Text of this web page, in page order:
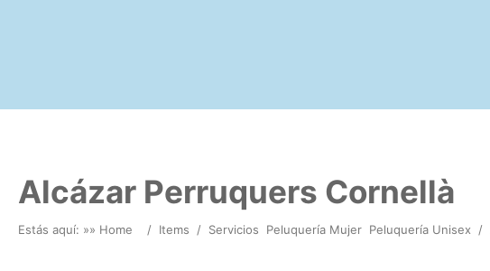
Alcázar Perruquers Cornellà
Estás aquí: »» Home / Items / Servicios Peluquería Mujer Peluquería Unisex /